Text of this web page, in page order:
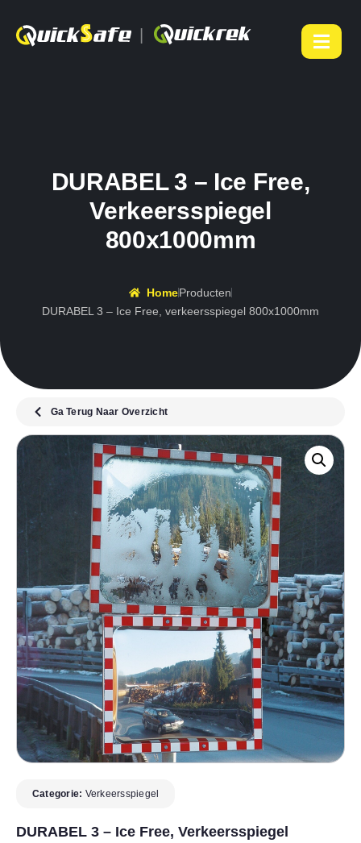
DURABEL 3 – Ice Free,
Verkeersspiegel
800x1000mm
HomeProducten
DURABEL 3 – Ice Free, verkeersspiegel 800x1000mm
Ga Terug Naar Overzicht
Categorie: Verkeersspiegel
DURABEL 3 – Ice Free, Verkeersspiegel